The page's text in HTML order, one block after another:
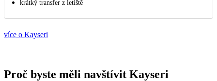
krátký transfer z letiště
více o Kayseri
Proč byste měli navštívit Kayseri